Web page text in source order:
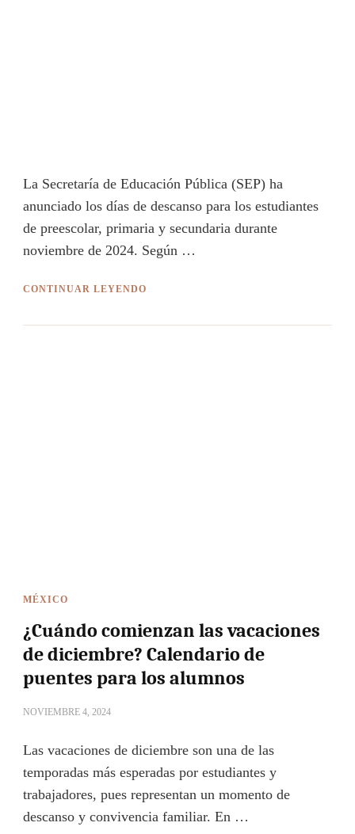
La Secretaría de Educación Pública (SEP) ha
anunciado los días de descanso para los estudiantes
de preescolar, primaria y secundaria durante
noviembre de 2024. Según …
CONTINUAR LEYENDO
MÉXICO
¿Cuándo comienzan las vacaciones
de diciembre? Calendario de
puentes para los alumnos
NOVIEMBRE 4, 2024
Las vacaciones de diciembre son una de las
temporadas más esperadas por estudiantes y
trabajadores, pues representan un momento de
descanso y convivencia familiar. En …